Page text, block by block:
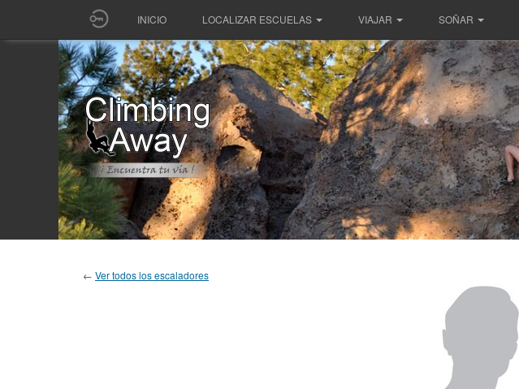
INICIO LOCALIZAR ESCUELAS VIAJAR SOÑAR
← Ver todos los escaladores